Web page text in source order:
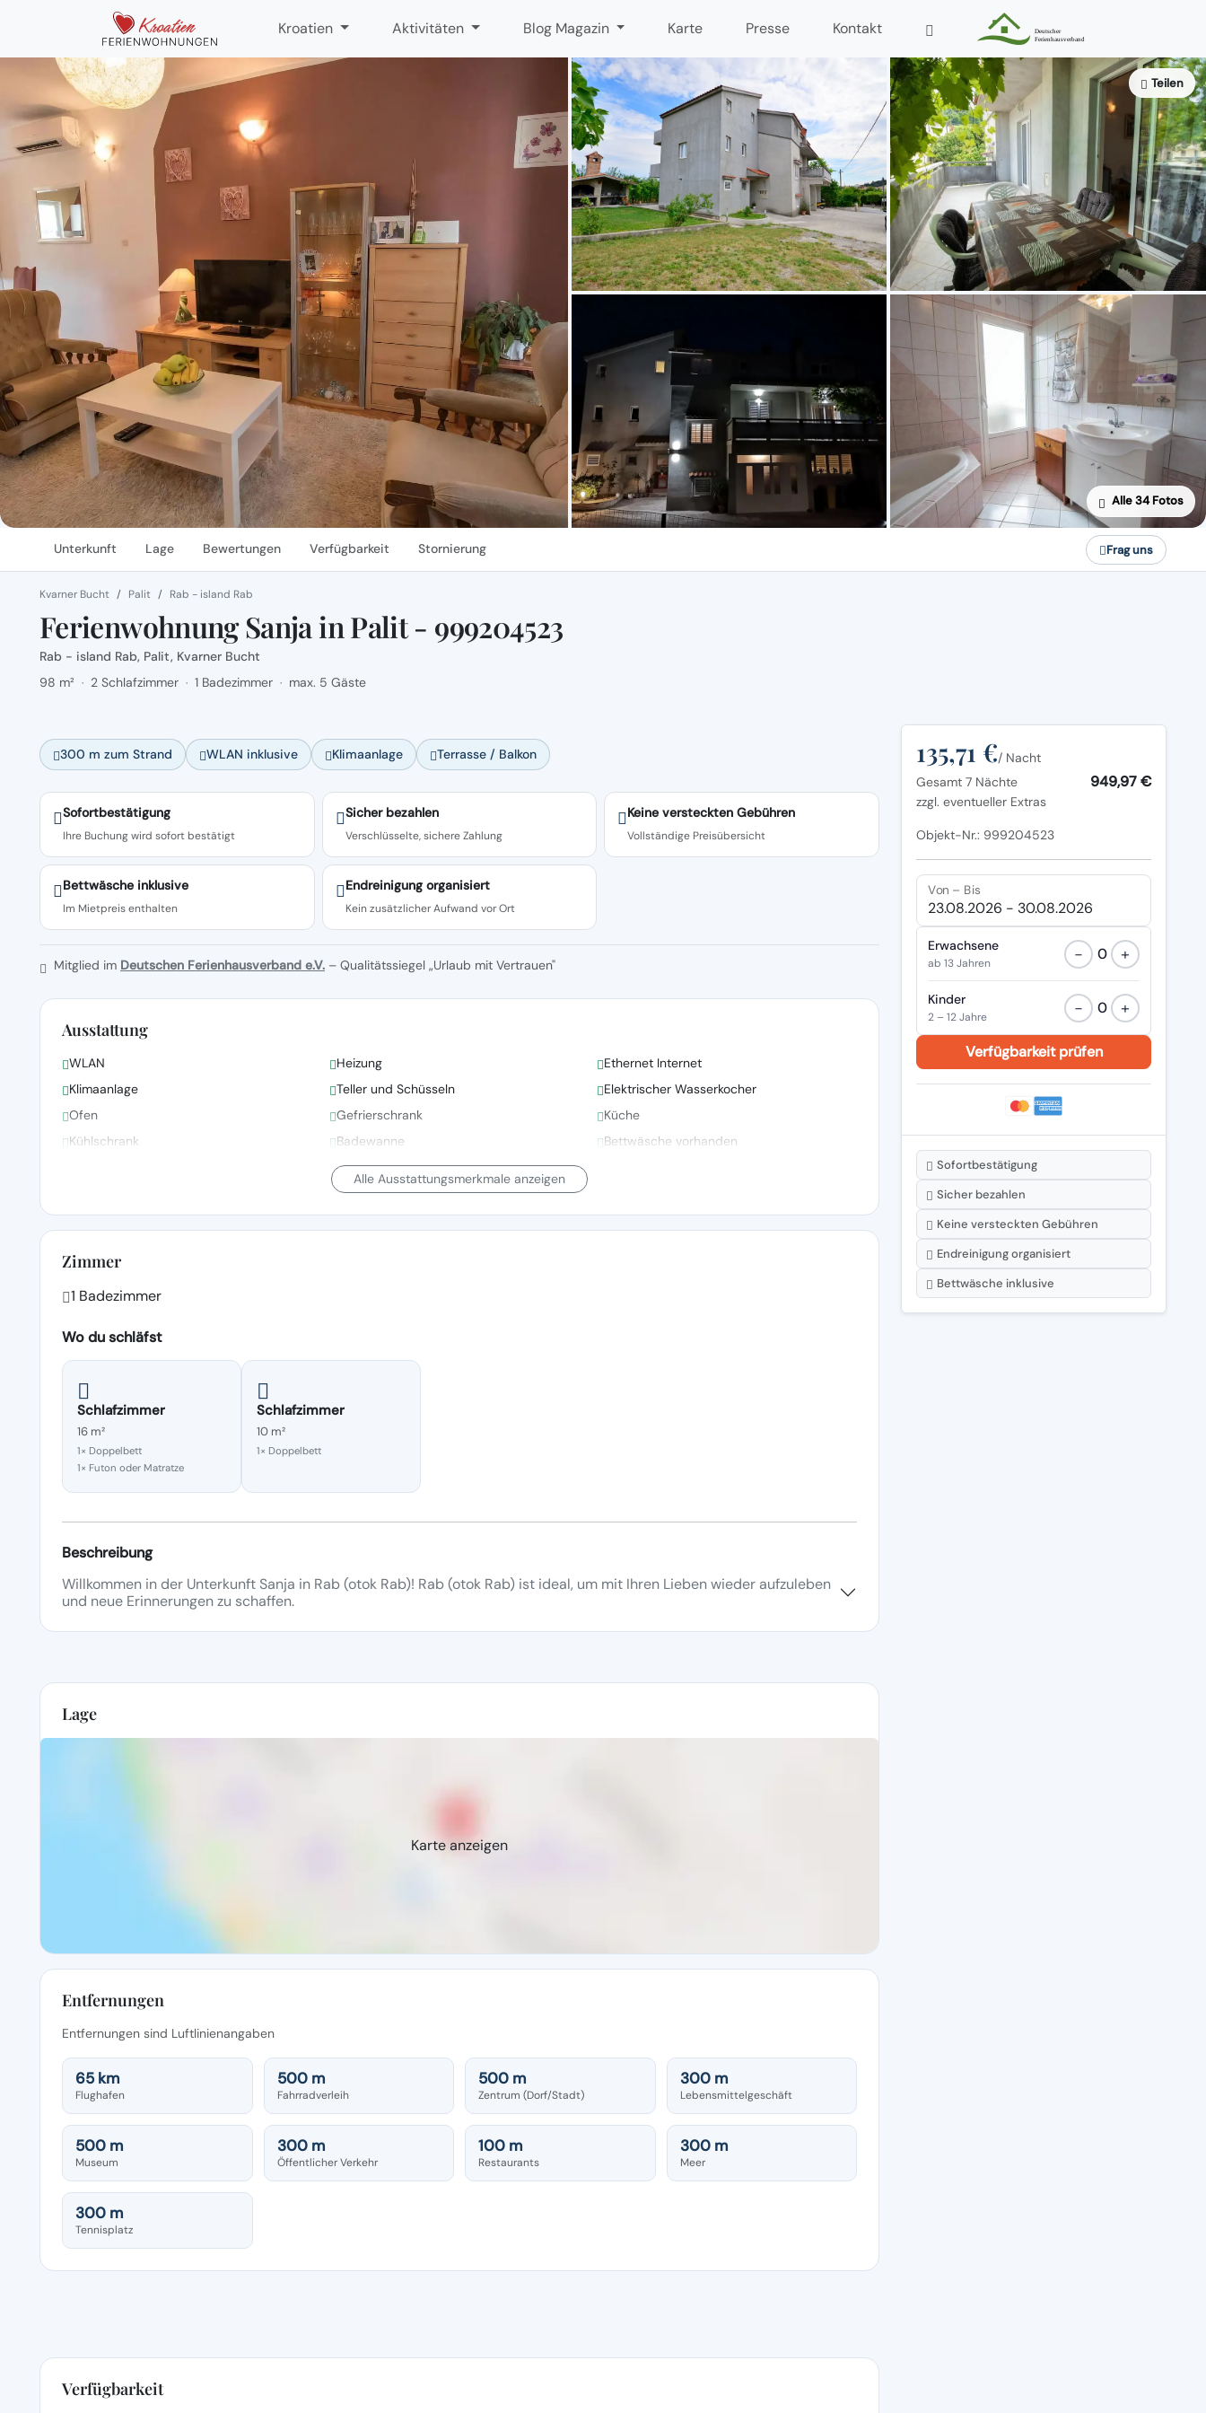
Kroatien Aktivitäten Blog Magazin Karte Presse Kontakt
Teilen
Alle 34 Fotos
Unterkunft Lage Bewertungen Verfügbarkeit Stornierung Frag uns
Kvarner Bucht Palit Rab - island Rab
Ferienwohnung Sanja in Palit - 999204523
Rab - island Rab, Palit, Kvarner Bucht
98 m² · 2 Schlafzimmer · 1 Badezimmer · max. 5 Gäste
300 m zum Strand WLAN inklusive Klimaanlage Terrasse / Balkon
Sofortbestätigung
Ihre Buchung wird sofort bestätigt
Sicher bezahlen
Verschlüsselte, sichere Zahlung
Keine versteckten Gebühren
Vollständige Preisübersicht
Bettwäsche inklusive
Im Mietpreis enthalten
Endreinigung organisiert
Kein zusätzlicher Aufwand vor Ort
Mitglied im Deutschen Ferienhausverband e.V. – Qualitätssiegel „Urlaub mit Vertrauen"
Ausstattung
WLAN Heizung
Ethernet Internet
Klimaanlage
Teller und Schüsseln
Elektrischer Wasserkocher
Ofen
Gefrierschrank
Küche
Kühlschrank
Badewanne Bettwäsche vorhanden
Alle Ausstattungsmerkmale anzeigen
Zimmer
1 Badezimmer
Wo du schläfst
Schlafzimmer
16 m²
1× Doppelbett
1× Futon oder Matratze
Schlafzimmer
10 m²
1× Doppelbett
Beschreibung
Willkommen in der Unterkunft Sanja in Rab (otok Rab)! Rab (otok Rab) ist ideal, um mit Ihren Lieben wieder aufzuleben
und neue Erinnerungen zu schaffen.
Lage
Karte anzeigen
Entfernungen
Entfernungen sind Luftlinienangaben
65 km
Flughafen
500 m
Fahrradverleih
500 m
Zentrum (Dorf/Stadt)
300 m
Lebensmittelgeschäft
500 m
Museum
300 m
Öffentlicher Verkehr
100 m
Restaurants
300 m
Meer
300 m
Tennisplatz
Verfügbarkeit
135,71 €/ Nacht
Gesamt 7 Nächte
949,97 €
zzgl. eventueller Extras
Objekt-Nr.: 999204523
Von – Bis
Erwachsene
ab 13 Jahren − 0 +
Kinder
2 – 12 Jahre − 0 +
Sofortbestätigung
Sicher bezahlen
Keine versteckten Gebühren
Endreinigung organisiert
Bettwäsche inklusive